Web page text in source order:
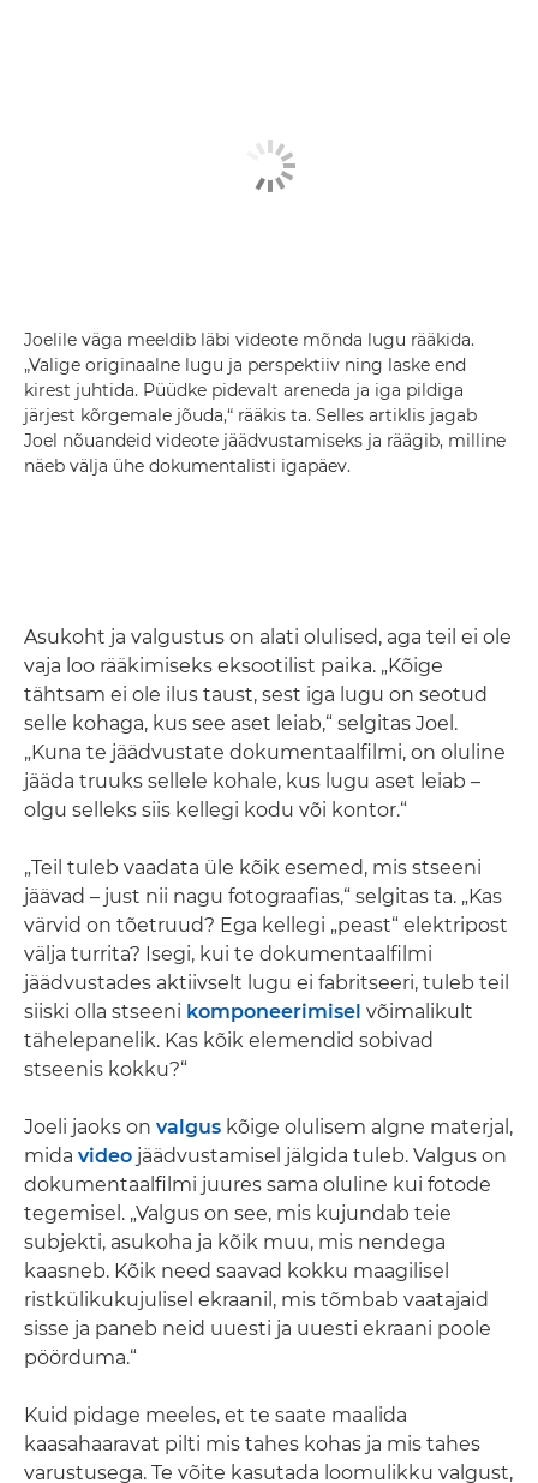
Joelile väga meeldib läbi videote mõnda lugu rääkida.
„Valige originaalne lugu ja perspektiiv ning laske end
kirest juhtida. Püüdke pidevalt areneda ja iga pildiga
järjest kõrgemale jõuda,“ rääkis ta. Selles artiklis jagab
Joel nõuandeid videote jäädvustamiseks ja räägib, milline
näeb välja ühe dokumentalisti igapäev.
Asukoht ja valgustus on alati olulised, aga teil ei ole
vaja loo rääkimiseks eksootilist paika. „Kõige
tähtsam ei ole ilus taust, sest iga lugu on seotud
selle kohaga, kus see aset leiab,“ selgitas Joel.
„Kuna te jäädvustate dokumentaalfilmi, on oluline
jääda truuks sellele kohale, kus lugu aset leiab –
olgu selleks siis kellegi kodu või kontor.“
„Teil tuleb vaadata üle kõik esemed, mis stseeni
jäävad – just nii nagu fotograafias,“ selgitas ta. „Kas
värvid on tõetruud? Ega kellegi „peast“ elektripost
välja turrita? Isegi, kui te dokumentaalfilmi
jäädvustades aktiivselt lugu ei fabritseeri, tuleb teil
siiski olla stseeni komponeerimisel võimalikult
tähelepanelik. Kas kõik elemendid sobivad
stseenis kokku?“
Joeli jaoks on valgus kõige olulisem algne materjal,
mida video jäädvustamisel jälgida tuleb. Valgus on
dokumentaalfilmi juures sama oluline kui fotode
tegemisel. „Valgus on see, mis kujundab teie
subjekti, asukoha ja kõik muu, mis nendega
kaasneb. Kõik need saavad kokku maagilisel
ristkülikukujulisel ekraanil, mis tõmbab vaatajaid
sisse ja paneb neid uuesti ja uuesti ekraani poole
pöörduma.“
Kuid pidage meeles, et te saate maalida
kaasahaaravat pilti mis tahes kohas ja mis tahes
varustusega. Te võite kasutada loomulikku valgust,